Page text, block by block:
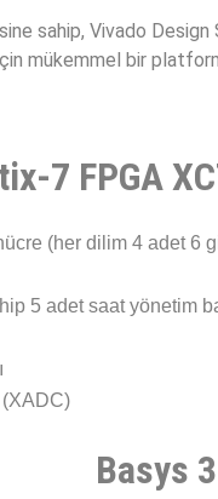
sahip, Vivado
mükemmel bir
7 FPGA
(her dilim 4 adet 6
5 adet saat yönetim
(XADC)
Basys